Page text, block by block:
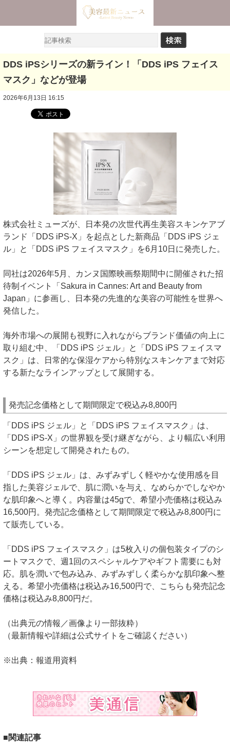
DDS iPSシリーズの新ライン！「DDS iPS フェイス
マスク」などが登場
2026年6月13日 16:15
株式会社ミューズが、日本発の次世代再生美容スキンケアブ
ランド「DDS iPS-X」を起点とした新商品「DDS iPS ジェ
ル」と「DDS iPS フェイスマスク」を6月10日に発売した。
同社は2026年5月、カンヌ国際映画祭期間中に開催された招
待制イベント「Sakura in Cannes: Art and Beauty from
Japan」に参画し、日本発の先進的な美容の可能性を世界へ
発信した。
海外市場への展開も視野に入れながらブランド価値の向上に
取り組む中、「DDS iPS ジェル」と「DDS iPS フェイスマ
スク」は、日常的な保湿ケアから特別なスキンケアまで対応
する新たなラインアップとして展開する。
発売記念価格として期間限定で税込み8,800円
「DDS iPS ジェル」と「DDS iPS フェイスマスク」は、
「DDS iPS-X」の世界観を受け継ぎながら、より幅広い利用
シーンを想定して開発されたもの。
「DDS iPS ジェル」は、みずみずしく軽やかな使用感を目
指した美容ジェルで、肌に潤いを与え、なめらかでしなやか
な肌印象へと導く。内容量は45gで、希望小売価格は税込み
16,500円。発売記念価格として期間限定で税込み8,800円に
て販売している。
「DDS iPS フェイスマスク」は5枚入りの個包装タイプのシ
ートマスクで、週1回のスペシャルケアやギフト需要にも対
応。肌を潤いで包み込み、みずみずしく柔らかな肌印象へ整
える。希望小売価格は税込み16,500円で、こちらも発売記念
価格は税込み8,800円だ。
（出典元の情報／画像より一部抜粋）
（最新情報や詳細は公式サイトをご確認ください）
※出典：報道用資料
■関連記事